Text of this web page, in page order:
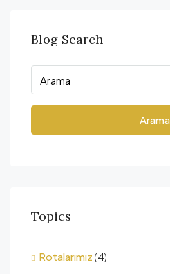
Blog Search
Arama
Topics
Rotalarımız (4)